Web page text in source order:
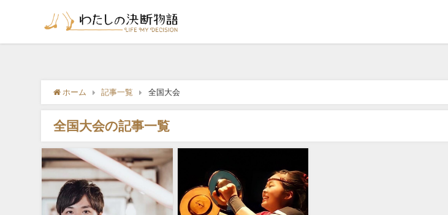
ホーム 記事一覧 全国大会
全国大会の記事一覧